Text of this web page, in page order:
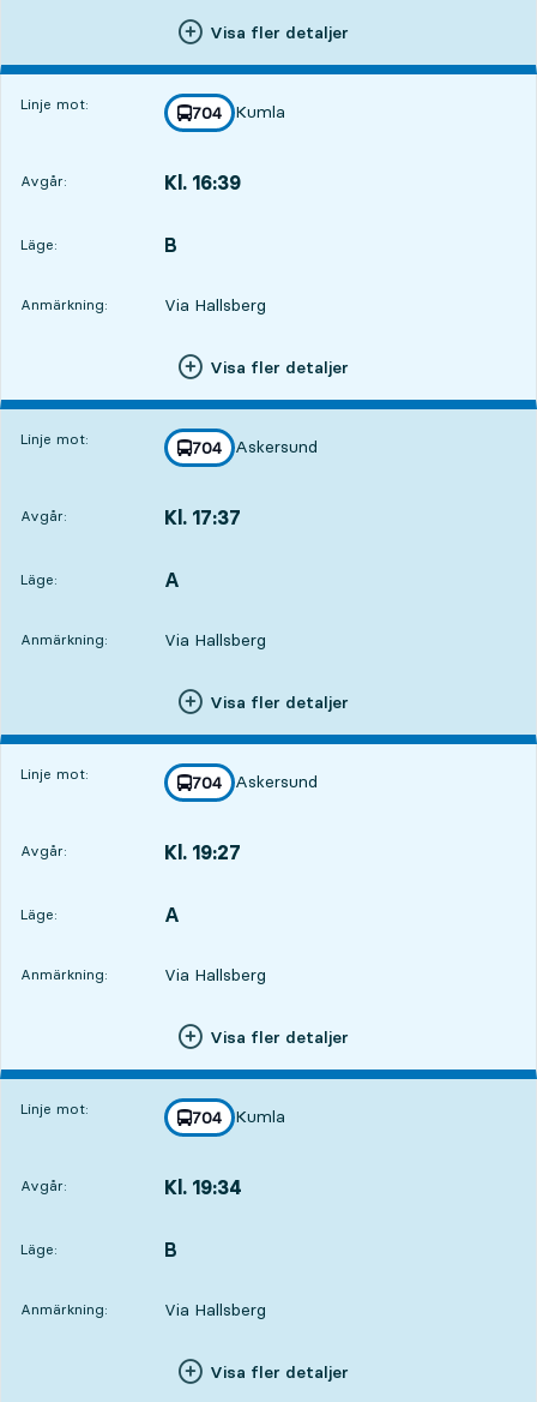
Visa fler detaljer
Linje mot: linje
704
mot
Kumla
,
Avgår: Kl. 16:39
Läge:
LÄGE, B
,
Anmärkning: Via Hallsberg
Visa fler detaljer
Linje mot: linje
704
mot
Askersund
,
Avgår: Kl. 17:37
Läge:
LÄGE, A
,
Anmärkning: Via Hallsberg
Visa fler detaljer
Linje mot: linje
704
mot
Askersund
,
Avgår: Kl. 19:27
Läge:
LÄGE, A
,
Anmärkning: Via Hallsberg
Visa fler detaljer
Linje mot: linje
704
mot
Kumla
,
Avgår: Kl. 19:34
Läge:
LÄGE, B
,
Anmärkning: Via Hallsberg
Visa fler detaljer